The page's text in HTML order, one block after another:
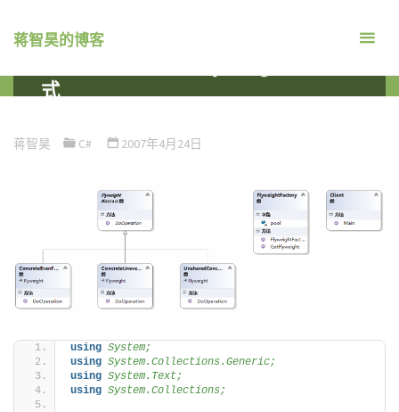
蒋智昊的博客
式
蒋智昊 C# 2007年4月24日
using System;
using System.Collections.Generic;
using System.Text;
using System.Collections;